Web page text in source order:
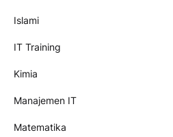
Islami
IT Training
Kimia
Manajemen IT
Matematika